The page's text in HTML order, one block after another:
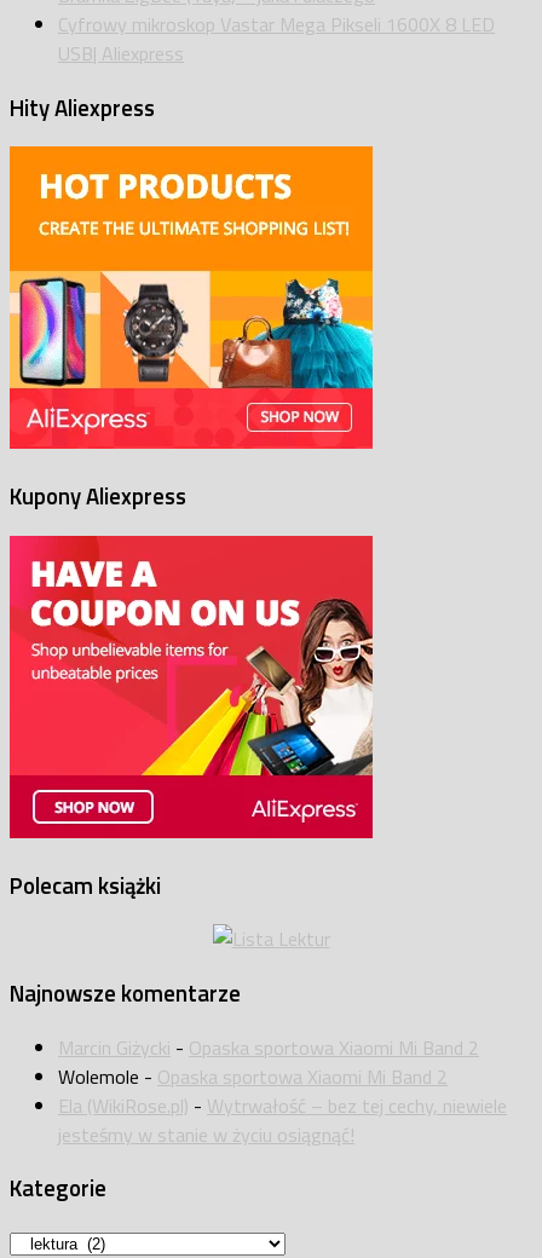
Cyfrowy mikroskop Vastar Mega Pikseli 1600X 8 LED
USB| Aliexpress
Hity Aliexpress
Kupony Aliexpress
Polecam książki
Najnowsze komentarze
Marcin Giżycki - Opaska sportowa Xiaomi Mi Band 2
Wolemole - Opaska sportowa Xiaomi Mi Band 2
Ela (WikiRose.pl) - Wytrwałość – bez tej cechy, niewiele
jesteśmy w stanie w życiu osiągnąć!
Kategorie
Kategorie